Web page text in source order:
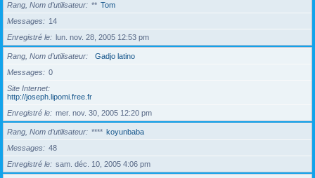
Rang, Nom d’utilisateur ** Tom
Messages
14
Enregistré le
lun. nov. 28, 2005 12:53 pm
Rang, Nom d’utilisateur
Gadjo latino
Messages
0
Site Internet
http://joseph.lipomi.free.fr
Enregistré le
mer. nov. 30, 2005 12:20 pm
Rang, Nom d’utilisateur **** koyunbaba
Messages
48
Enregistré le
sam. déc. 10, 2005 4:06 pm